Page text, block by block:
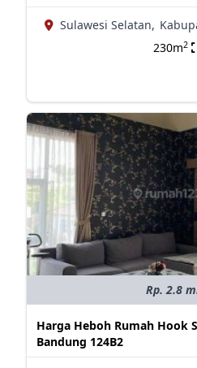
Sulawesi Selatan,
230m2
Rp. 2.8
Harga Heboh Rumah Hook
Bandung 124B2